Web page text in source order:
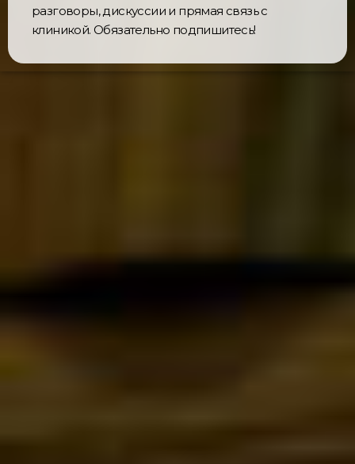
разговоры, дискуссии и прямая связь с
клиникой. Обязательно подпишитесь!